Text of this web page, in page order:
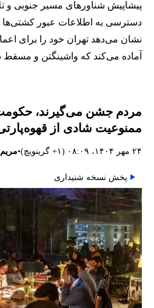
پیشاپیش شناورهای مسیر جنوبی و
دسترسی به اطلاعات عبور کشتی‌ها
نشان می‌دهد تهران خود را برای
آماده می‌کند که واشینگتن و
مردم جشن می‌گیرند،
ممنوعیت شادی از
۲۴ مهر ۱۴۰۴، ۰۸:۰۹ (‎+۱ گرینویچ) •
پخش نسخه شنیداری